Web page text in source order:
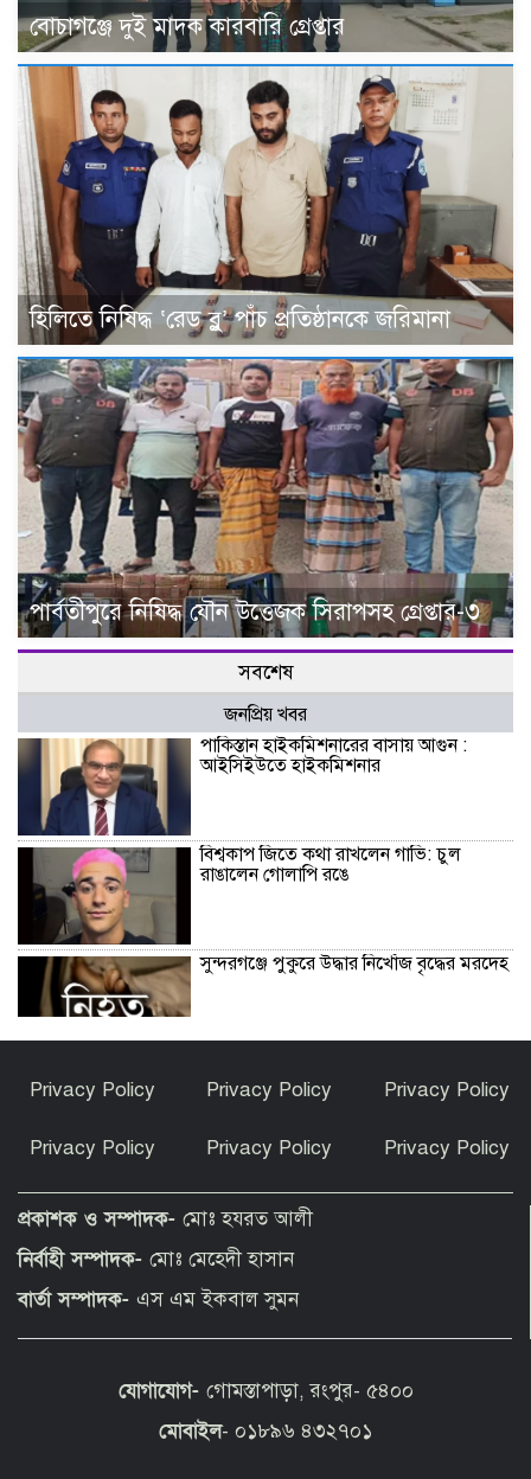
বোচাগঞ্জে দুই মাদক কারবারি গ্রেপ্তার
হিলিতে নিষিদ্ধ ‘রেড ব্লু’ পাঁচ প্রতিষ্ঠানকে জরিমানা
পার্বতীপুরে নিষিদ্ধ যৌন উত্তেজক সিরাপসহ গ্রেপ্তার-৩
সবশেষ
জনপ্রিয় খবর
পাকিস্তান হাইকমিশনারের বাসায় আগুন :
আইসিইউতে হাইকমিশনার
বিশ্বকাপ জিতে কথা রাখলেন গাভি: চুল
রাঙালেন গোলাপি রঙে
সুন্দরগঞ্জে পুকুরে উদ্ধার নিখোঁজ বৃদ্ধের মরদেহ
অভিনেত্রী?
ফুলছড়িতে গাঁজাসহ ৩ জনের কারাদণ্ড
পীরগঞ্জে অভিযানে কারেন্ট জাল জব্দ, পুড়িয়ে
ধ্বংস
Privacy Policy Privacy Policy Privacy Policy
Privacy Policy Privacy Policy Privacy Policy
প্রকাশক ও সম্পাদক- মোঃ হযরত আলী
নির্বাহী সম্পাদক- মোঃ মেহেদী হাসান
বার্তা সম্পাদক- এস এম ইকবাল সুমন
যোগাযোগ- গোমস্তাপাড়া, রংপুর- ৫৪০০
মোবাইল- ০১৮৯৬ ৪৩২৭০১